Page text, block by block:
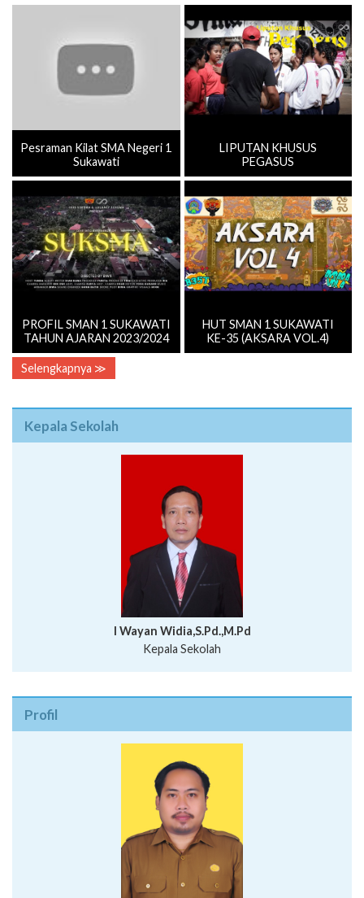
Pesraman Kilat SMA Negeri 1
Sukawati
LIPUTAN KHUSUS
PEGASUS
PROFIL SMAN 1 SUKAWATI
TAHUN AJARAN 2023/2024
HUT SMAN 1 SUKAWATI
KE-35 (AKSARA VOL.4)
Selengkapnya ≫
Kepala Sekolah
I Wayan Widia,S.Pd.,M.Pd
Kepala Sekolah
Profil